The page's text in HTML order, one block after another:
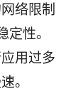
络限制
性。
用过多
。